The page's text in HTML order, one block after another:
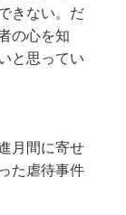
きない。だ
の心を知
と思ってい
月間に寄せ
た虐待事件